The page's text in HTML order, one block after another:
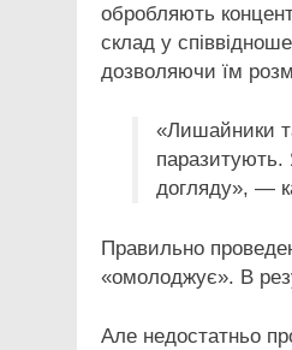
обробляють
склад у
дозволяючи їм
«Лишайники
паразитують.
догляду», —
Правильно
«омолоджує». В
Але недостатньо